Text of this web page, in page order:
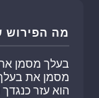
מה הפירוש
בעלך מסמן
מסמן את
הוא עזר